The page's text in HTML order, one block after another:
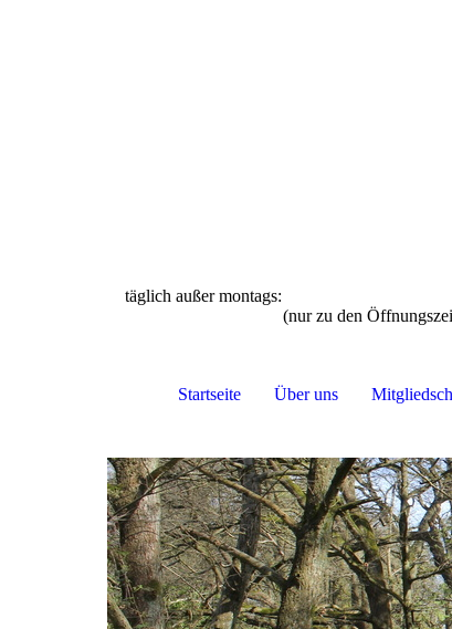
täglich außer montags: April
(nur zu den
Startseite Über uns